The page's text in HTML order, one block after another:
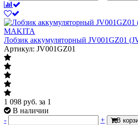
Лобзик аккумуляторный JV001GZ01
Артикул: JV001GZ01
1 098 руб. за 1
В наличии
-
+ В